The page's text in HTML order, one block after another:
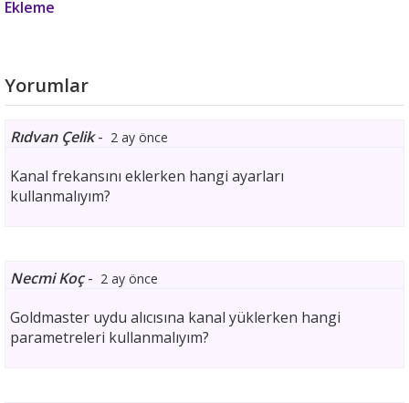
Ekleme
Yorumlar
Rıdvan Çelik- 2 ay önce
Kanal frekansını eklerken hangi ayarları
kullanmalıyım?
Necmi Koç- 2 ay önce
Goldmaster uydu alıcısına kanal yüklerken hangi
parametreleri kullanmalıyım?